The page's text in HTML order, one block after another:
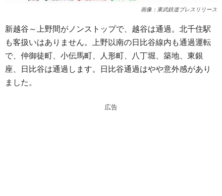
画像：東武鉄道プレスリリース
新越谷～上野間がノンストップで、越谷は通過。北千住駅
も客扱いはありません。上野以南の日比谷線内も通過運転
で、仲御徒町、小伝馬町、人形町、八丁堀、築地、東銀
座、日比谷は通過します。日比谷通過はやや意外感があり
ました。
広告